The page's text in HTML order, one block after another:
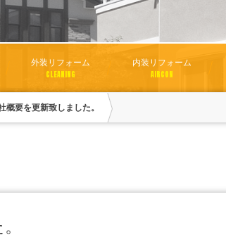
外装リフォーム
CLEANING
内装リフォーム
AIRCON
概要を更新致しました。